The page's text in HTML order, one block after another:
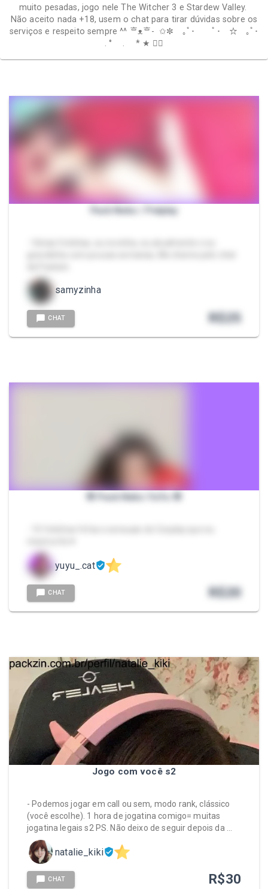
muito pesadas, jogo nele The Witcher 3 e Stardew Valley.
Não aceito nada +18, usem o chat para tirar dúvidas sobre os
serviços e respeito sempre ^^ ⁠ᄒ⁠ᴥ⁠ᄒ⁠- ✩✼ ｡ﾟ･ ﾟ･ ☆ ｡ﾟ･
. ° . * ★ ✩ೃ
Pack Neko / Petplay
samyzinha
CHAT R$25
🌸 Pack Neko YuYu 🌸
yuyu_.cat
CHAT R$20
Jogo com você s2
- Podemos jogar em call ou sem, modo rank, clássico
(você escolhe). 1 hora de jogatina comigo= muitas
jogatina legais s2 PS. Não deixo de seguir depois da …
natalie_kiki
CHAT R$30